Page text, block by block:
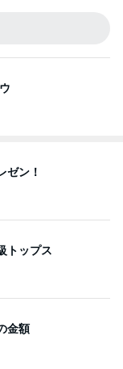
ゼン！
トップス
金額